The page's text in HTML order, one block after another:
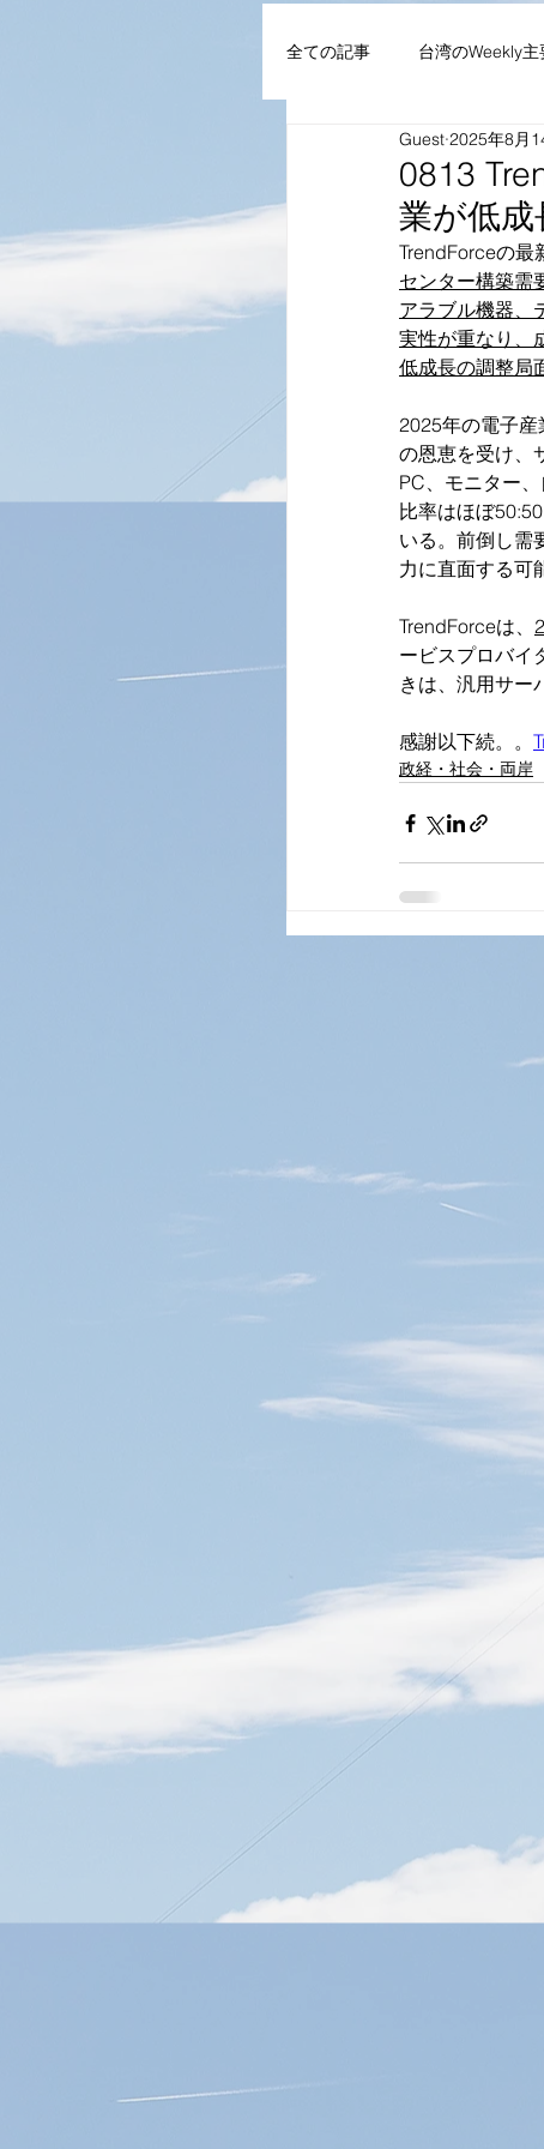
全ての記事 台湾のWeekly主
AIoT・通信機器・ネットワ
企業・組織 NEWS・
0813
業が低
Guest 2025年8月
TrendForceの最
センター構築需
アラブル機器、
実性が重なり、
低成長の調整局
2025年の電子
の恩恵を受け、
PC、モニター
比率はほぼ
いる。前倒し需
力に直面する可
TrendForceは、
ービスプロバイ
きは、汎用サー
感謝以下続。。
政経・社会・両岸